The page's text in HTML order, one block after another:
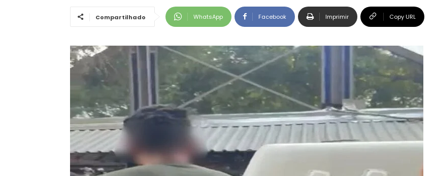
Compartilhado WhatsApp Facebook Imprimir Copy URL